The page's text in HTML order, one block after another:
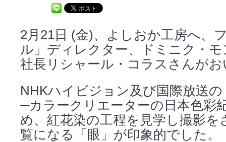
2月21日 (金)、よしおか工房へ、
ル」ディレクター、ドミニク・
社長リシャール・コラスさんが
NHKハイビジョン及び国際放送
─カラークリエーターの日本色彩
め、紅花染の工程を見学し撮影を
覧になる「眼」が印象的でした。